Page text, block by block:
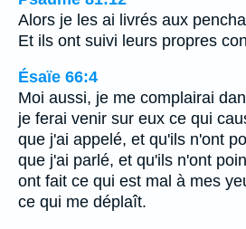
Alors je les ai livrés aux
Et ils ont suivi leurs propres
Ésaïe 66:4
Moi aussi, je me complairai
je ferai venir sur eux ce qui
que j'ai appelé, et qu'ils n'ont
que j'ai parlé, et qu'ils n'ont
ont fait ce qui est mal à mes
ce qui me déplaît.